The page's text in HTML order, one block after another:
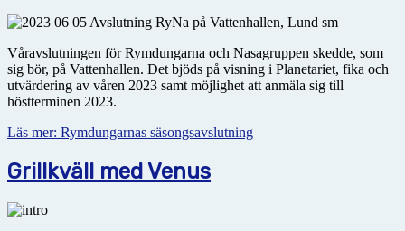
Våravslutningen för Rymdungarna och Nasagruppen skedde, som
sig bör, på Vattenhallen. Det bjöds på visning i Planetariet, fika och
utvärdering av våren 2023 samt möjlighet att anmäla sig till
höstterminen 2023.
Läs mer: Rymdungarnas säsongsavslutning
Grillkväll med Venus